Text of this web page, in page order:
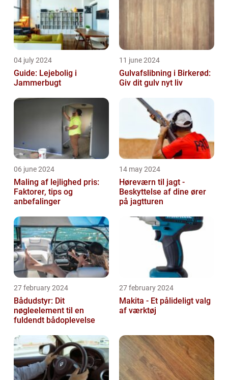
04 july 2024
Guide: Lejebolig i
Jammerbugt
11 june 2024
Gulvafslibning i Birkerød:
Giv dit gulv nyt liv
06 june 2024
Maling af lejlighed pris:
Faktorer, tips og
anbefalinger
14 may 2024
Høreværn til jagt -
Beskyttelse af dine ører
på jagtturen
27 february 2024
Bådudstyr: Dit
nøgleelement til en
fuldendt bådoplevelse
27 february 2024
Makita - Et pålideligt valg
af værktøj